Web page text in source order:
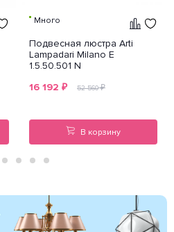
Много
Подвесная люстра Arti
Lampadari Milano E
1.5.50.501 N
16 192 ₽ 52 560₽
В корзину